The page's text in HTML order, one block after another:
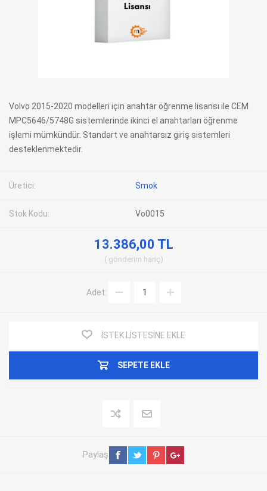
Volvo 2015-2020 modelleri için anahtar öğrenme lisansı ile CEM
MPC5646/5748G sistemlerinde ikinci el anahtarları öğrenme
işlemi mümkündür. Standart ve anahtarsız giriş sistemleri
desteklenmektedir.
Üretici: Smok
Stok Kodu: Vo0015
13.386,00 TL
gönderim hariç
Adet:
İSTEK LISTESINE EKLE
SEPETE EKLE
Paylaş